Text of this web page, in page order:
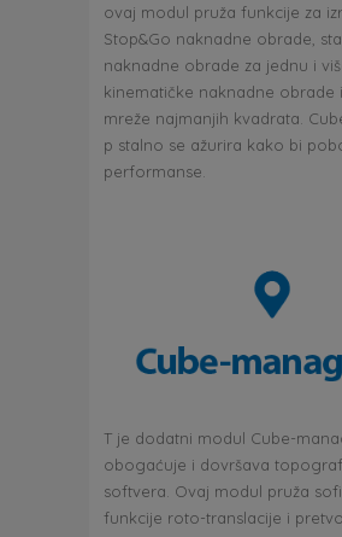
ovaj modul pruža funkcije za
Stop&Go naknadne obrade,
naknadne obrade za jednu i
kinematičke naknadne obrade
mreže najmanjih kvadrata.
p stalno se ažurira kako bi
performanse.
T je dodatni modul Cube-
obogaćuje i dovršava
softvera. Ovaj modul pruža
funkcije roto-translacije i